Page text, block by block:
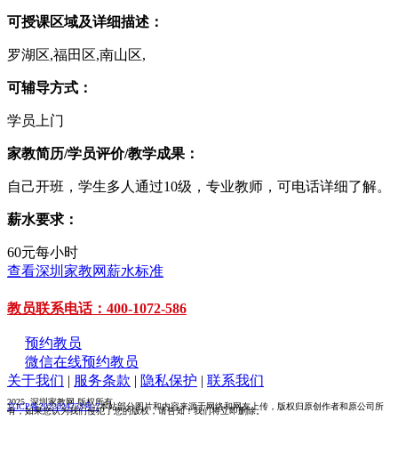
可授课区域及详细描述：
罗湖区,福田区,南山区,
可辅导方式：
学员上门
家教简历/学员评价/教学成果：
自己开班，学生多人通过10级，专业教师，可电话详细了解。
薪水要求：
60元每小时
查看深圳家教网薪水标准
教员联系电话：400-1072-586
预约教员
微信在线预约教员
关于我们 | 服务条款 | 隐私保护 | 联系我们
2025 深圳家教网 版权所有
京ICP备2023024753号-7本站部分图片和内容来源于网络和网友上传，版权归原创作者和原公司所
有，如果您认为我们侵犯了您的版权，请告知！我们将立即删除。